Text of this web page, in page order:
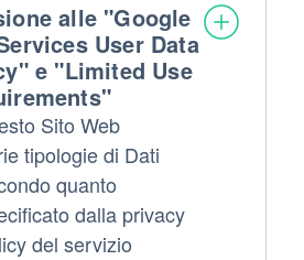
alle "Google
User Data
e "Limited Use
Sito Web
trattati:
tipologie di Dati
quanto
dalla privacy
del servizio